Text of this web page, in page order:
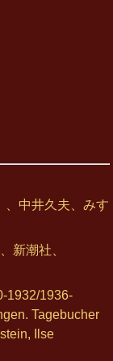
、中井久夫、みす
新潮社、
1932/1936-
Tagebucher
Ilse